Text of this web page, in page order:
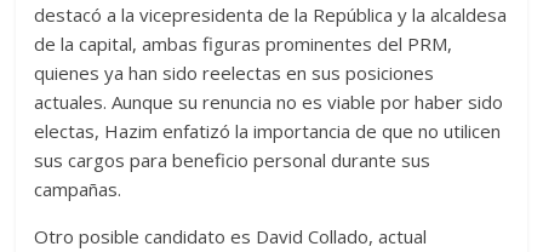
destacó a la vicepresidenta de la República y la alcaldesa
de la capital, ambas figuras prominentes del PRM,
quienes ya han sido reelectas en sus posiciones
actuales. Aunque su renuncia no es viable por haber sido
electas, Hazim enfatizó la importancia de que no utilicen
sus cargos para beneficio personal durante sus
campañas.
Otro posible candidato es David Collado, actual